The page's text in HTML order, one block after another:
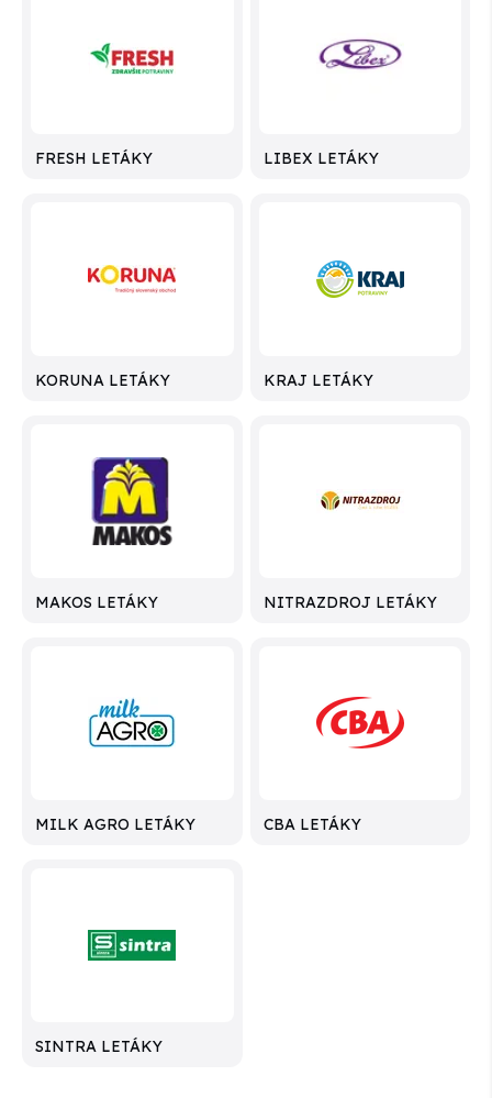
FRESH LETÁKY LIBEX LETÁKY
KORUNA LETÁKY KRAJ LETÁKY
MAKOS LETÁKY NITRAZDROJ LETÁKY
MILK AGRO LETÁKY CBA LETÁKY
SINTRA LETÁKY